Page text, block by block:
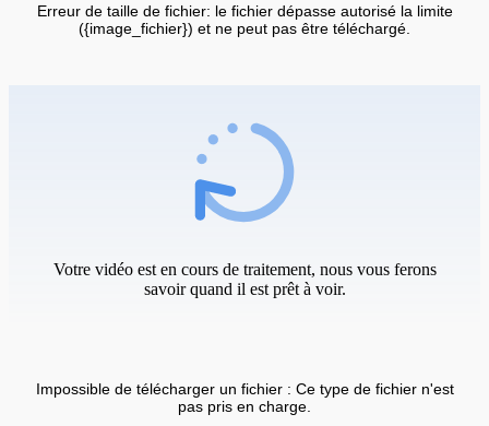
Erreur de taille de fichier: le fichier dépasse autorisé la limite
({image_fichier}) et ne peut pas être téléchargé.
Votre vidéo est en cours de traitement, nous vous ferons
savoir quand il est prêt à voir.
Impossible de télécharger un fichier : Ce type de fichier n'est
pas pris en charge.